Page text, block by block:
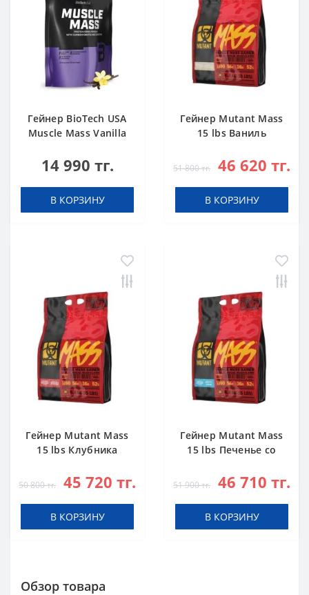
Гейнер BioTech USA
Muscle Mass Vanilla
14 990 тг.
В КОРЗИНУ
Гейнер Mutant Mass
15 lbs Ваниль
51 800 тг. 46 620 тг.
В КОРЗИНУ
Гейнер Mutant Mass
15 lbs Клубника
50 800 тг. 45 720 тг.
В КОРЗИНУ
Гейнер Mutant Mass
15 lbs Печенье со
51 900 тг. 46 710 тг.
В КОРЗИНУ
Обзор товара